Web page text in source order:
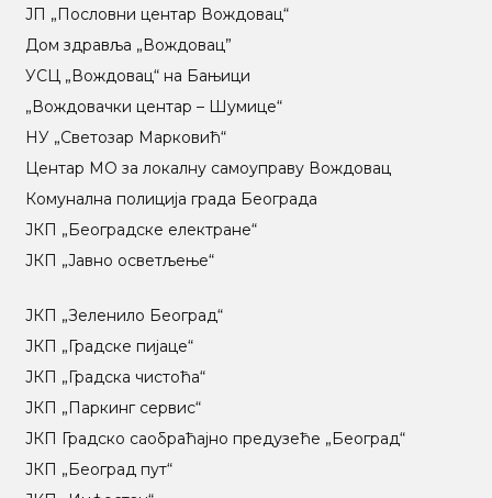
ЈП „Пословни центар Вождовац“
Дом здравља „Вождовац”
УСЦ „Вождовац“ на Бањици
„Вождовачки центар – Шумице“
НУ „Светозар Марковић“
Центар МO за локалну самоуправу Вождовац
Комунална полиција града Београда
ЈКП „Београдске електране“
ЈКП „Јавно осветљење“
ЈКП „Зеленило Београд“
ЈКП „Градске пијаце“
ЈКП „Градска чистоћа“
ЈКП „Паркинг сервис“
ЈКП Градско саобраћајно предузеће „Београд“
ЈКП „Београд пут“